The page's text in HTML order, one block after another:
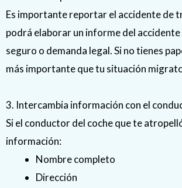
Es importante reportar el accidente de
podrá elaborar un informe del
seguro o demanda legal. Si no tienes
más importante que tu situación
3. Intercambia información con el
Si el conductor del coche que te
información:
Nombre completo
Dirección